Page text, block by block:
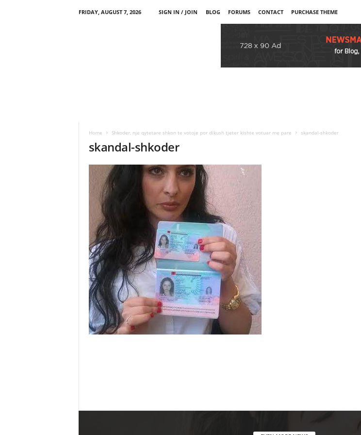
FRIDAY, AUGUST 7, 2026 SIGN IN / JOIN BLOG FORUMS CONTACT PURCHASE THEME
Home Shkoder, nje qytetare shkon te votoje por dikush tjeter kishte votuar me pare skandal-shkoder
skandal-shkoder